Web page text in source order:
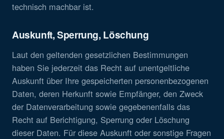
technisch machbar ist.
Auskunft, Sperrung, Löschung
Laut den geltenden gesetzlichen Bestimmungen
haben Sie jederzeit das Recht auf unentgeltliche
Auskunft über Ihre gespeicherten personenbezogenen
Daten, deren Herkunft sowie Empfänger, den Zweck
der Datenverarbeitung sowie gegebenenfalls das
Recht auf Berichtigung, Sperrung oder Löschung
dieser Daten. Für diese Auskunft oder sonstige Fragen